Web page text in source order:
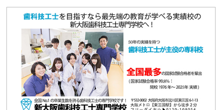
会員限定
2024.09.02
【会員限定】最新の点数分析表（2024年9月1日改
定）
催事情報
2024.09.01
R6/11/10「飯森山ハイキング」
技工講習会
2024.06.12